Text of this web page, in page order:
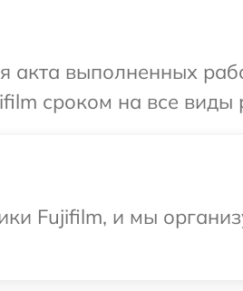
акта выполненных
сроком на все виды
Fujifilm, и мы